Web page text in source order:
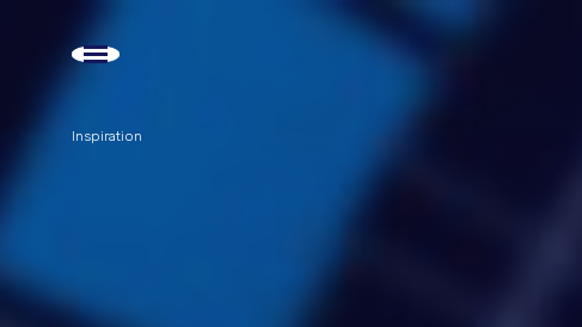
Inspiration